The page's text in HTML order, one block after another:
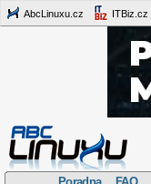
AbcLinuxu.cz ITBiz.cz